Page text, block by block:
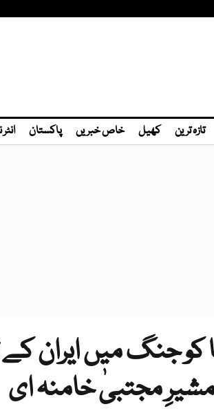
تازہ ترین کھیل خاص خبریں پاکستان
کو جنگ میں ایران کے
مجتبیٰ خامنہ ای